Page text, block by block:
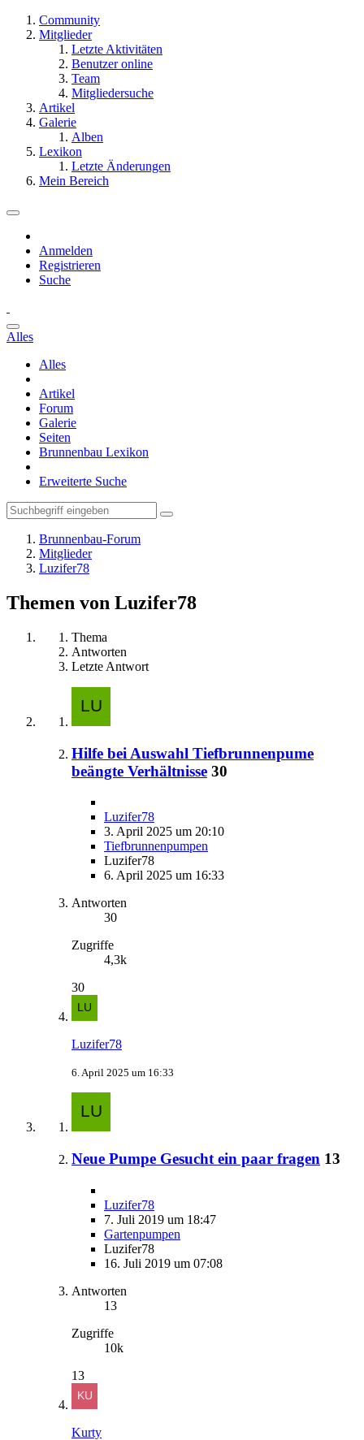
Community
Mitglieder
Letzte Aktivitäten
Benutzer online
Team
Mitgliedersuche
Artikel
Galerie
Alben
Lexikon
Letzte Änderungen
Mein Bereich
Anmelden
Registrieren
Suche
Alles
Alles
Artikel
Forum
Galerie
Seiten
Brunnenbau Lexikon
Erweiterte Suche
Brunnenbau-Forum
Mitglieder
Luzifer78
Themen von Luzifer78
Thema
Antworten
Letzte Antwort
Hilfe bei Auswahl Tiefbrunnenpume
beängte Verhältnisse 30
Luzifer78
3. April 2025 um 20:10
Tiefbrunnenpumpen
Luzifer78
6. April 2025 um 16:33
Antworten
30
Zugriffe
4,3k
30
Luzifer78
6. April 2025 um 16:33
Neue Pumpe Gesucht ein paar fragen 13
Luzifer78
7. Juli 2019 um 18:47
Gartenpumpen
Luzifer78
16. Juli 2019 um 07:08
Antworten
13
Zugriffe
10k
13
Kurty